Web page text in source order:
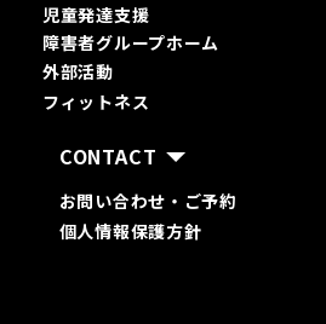
児童発達支援
障害者グループホーム
外部活動
フィットネス
CONTACT
お問い合わせ・ご予約
個人情報保護方針